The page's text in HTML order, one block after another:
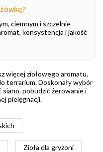
ciemnym i szczelnie
konsystencja i jakość
więcej ziołowego aromatu,
terrarium. Doskonały wybór
siano, pobudzić żerowanie i
pielęgnacji.
Zioła dla gryzoni